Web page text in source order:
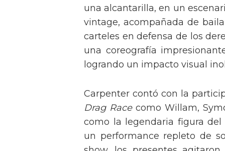
una alcantarilla, en un
vintage, acompañada de
carteles en defensa de los
una coreografía
logrando un impacto visual
Carpenter contó con la
Drag Racecomo Willam,
como la legendaria figura
un performance repleto de